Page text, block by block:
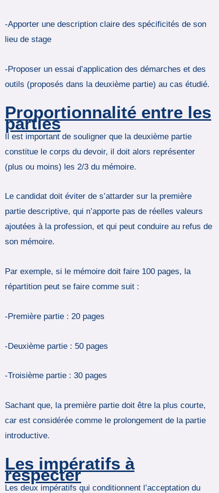
-Apporter une description claire des spécificités de son
lieu de stage
-Proposer un essai d’application des démarches et des
outils (proposés dans la deuxième partie) au cas étudié.
Proportionnalité entre les
parties
Il est important de souligner que la deuxième partie
constitue le corps du devoir, il doit alors représenter
(plus ou moins) les 2/3 du mémoire.
Le candidat doit éviter de s’attarder sur la première
partie descriptive, qui n’apporte pas de réelles valeurs
ajoutées à la profession, et qui peut conduire au refus de
son mémoire.
Par exemple, si le mémoire doit faire 100 pages, la
répartition peut se faire comme suit :
-Première partie : 20 pages
-Deuxième partie : 50 pages
-Troisième partie : 30 pages
Sachant que, la première partie doit être la plus courte,
car est considérée comme le prolongement de la partie
introductive.
Les impératifs à
respecter
Les deux impératifs qui conditionnent l’acceptation du